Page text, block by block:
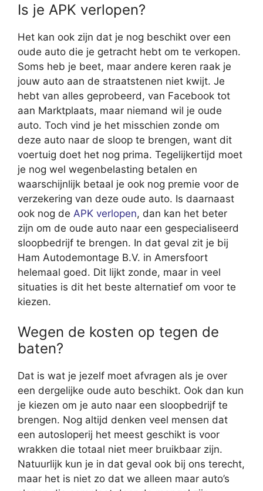
Is je APK verlopen?
Het kan ook zijn dat je nog beschikt over een
oude auto die je getracht hebt om te verkopen.
Soms heb je beet, maar andere keren raak je
jouw auto aan de straatstenen niet kwijt. Je
hebt van alles geprobeerd, van Facebook tot
aan Marktplaats, maar niemand wil je oude
auto. Toch vind je het misschien zonde om
deze auto naar de sloop te brengen, want dit
voertuig doet het nog prima. Tegelijkertijd moet
je nog wel wegenbelasting betalen en
waarschijnlijk betaal je ook nog premie voor de
verzekering van deze oude auto. Is daarnaast
ook nog de APK verlopen, dan kan het beter
zijn om de oude auto naar een gespecialiseerd
sloopbedrijf te brengen. In dat geval zit je bij
Ham Autodemontage B.V. in Amersfoort
helemaal goed. Dit lijkt zonde, maar in veel
situaties is dit het beste alternatief om voor te
kiezen.
Wegen de kosten op tegen de
baten?
Dat is wat je jezelf moet afvragen als je over
een dergelijke oude auto beschikt. Ook dan kun
je kiezen om je auto naar een sloopbedrijf te
brengen. Nog altijd denken veel mensen dat
een autosloperij het meest geschikt is voor
wrakken die totaal niet meer bruikbaar zijn.
Natuurlijk kun je in dat geval ook bij ons terecht,
maar het is niet zo dat we alleen maar auto’s